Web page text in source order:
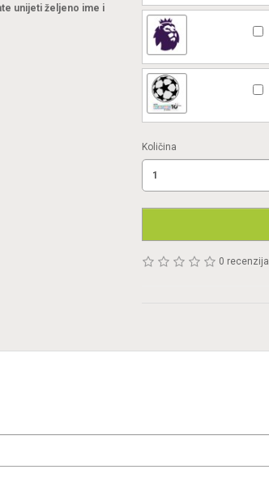
unijeti željeno ime i
Količina
0 recenzija